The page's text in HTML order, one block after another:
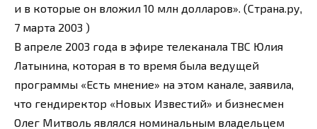
и в которые он вложил 10 млн долларов». (Страна.ру,
7 марта 2003 )
В апреле 2003 года в эфире телеканала ТВС Юлия
Латынина, которая в то время была ведущей
программы «Есть мнение» на этом канале, заявила,
что гендиректор «Новых Известий» и бизнесмен
Олег Митволь являлся номинальным владельцем